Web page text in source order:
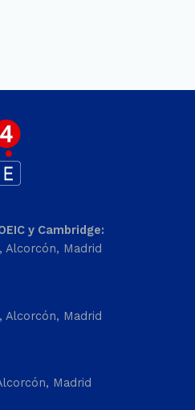
y Cambridge:
Alcorcón, Madrid
Alcorcón, Madrid
Madrid